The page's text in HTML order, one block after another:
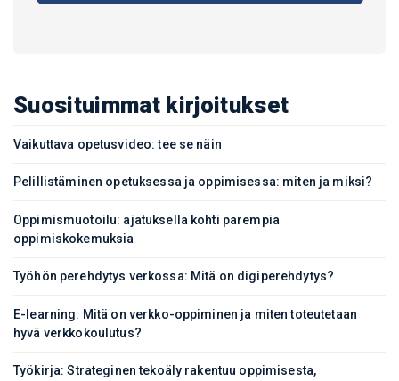
Suosituimmat kirjoitukset
Vaikuttava opetusvideo: tee se näin
Pelillistäminen opetuksessa ja oppimisessa: miten ja miksi?
Oppimismuotoilu: ajatuksella kohti parempia
oppimiskokemuksia
Työhön perehdytys verkossa: Mitä on digiperehdytys?
E-learning: Mitä on verkko-oppiminen ja miten toteutetaan
hyvä verkkokoulutus?
Työkirja: Strateginen tekoäly rakentuu oppimisesta,